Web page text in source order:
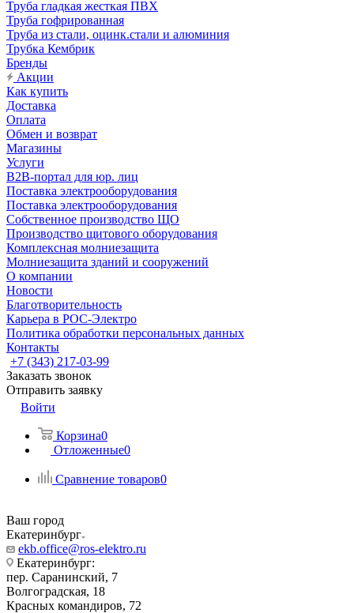
Труба гладкая жесткая ПВХ
Труба гофрированная
Труба из стали, оцинк.стали и алюминия
Трубка Кембрик
Бренды
Акции
Как купить
Доставка
Оплата
Обмен и возврат
Магазины
Услуги
B2B-портал для юр. лиц
Поставка электрооборудования
Поставка электрооборудования
Собственное производство ЩО
Производство щитового оборудования
Комплексная молниезащита
Молниезащита зданий и сооружений
О компании
Новости
Благотворительность
Карьера в РОС-Электро
Политика обработки персональных данных
Контакты
+7 (343) 217-03-99
Заказать звонок
Отправить заявку
Войти
Корзина0
Отложенные0
Сравнение товаров0
Ваш город
Екатеринбург
ekb.office@ros-elektro.ru
Екатеринбург:
пер. Саранинский, 7
Волгоградская, 18
Красных командиров, 72